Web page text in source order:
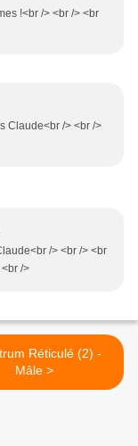
!<br /> <br /> <br
Claude<br /> <br />
/> <br /> <br
/>
Réticulé (2) -
Mâle >